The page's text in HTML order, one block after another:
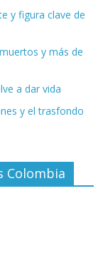
y figura clave de
y más de
a dar vida
y el trasfondo
Colombia